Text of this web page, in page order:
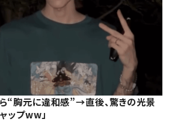
“胸元に違和感”→直後、驚きの光景
ップww」